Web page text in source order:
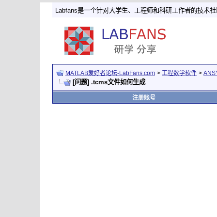
Labfans是一个针对大学生、工程师和科研工作者的技术社
MATLAB爱好者论坛-LabFans.com > 工程数学软件 >
[问题] .tcms文件如何生成
注册账号